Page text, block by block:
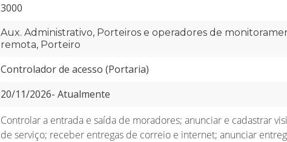
3000
Aux. Administrativo, Porteiros e operadores de
remota, Porteiro
Controlador de acesso (Portaria)
20/11/2026- Atualmente
Controlar a entrada e saída de moradores; anunciar e cadastrar
de serviço; receber entregas de correio e internet; anunciar